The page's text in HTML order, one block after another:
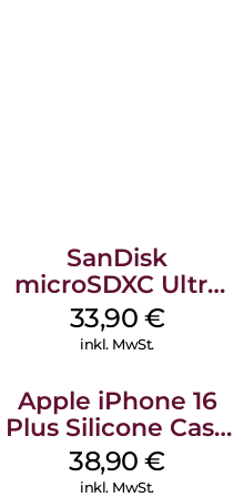
SanDisk
microSDXC Ultra
128 GB + Adapter
Mobile
33,90 €
inkl. MwSt.
Apple iPhone 16
Plus Silicone Case
MagSafe Denim
38,90€
inkl. MwSt.